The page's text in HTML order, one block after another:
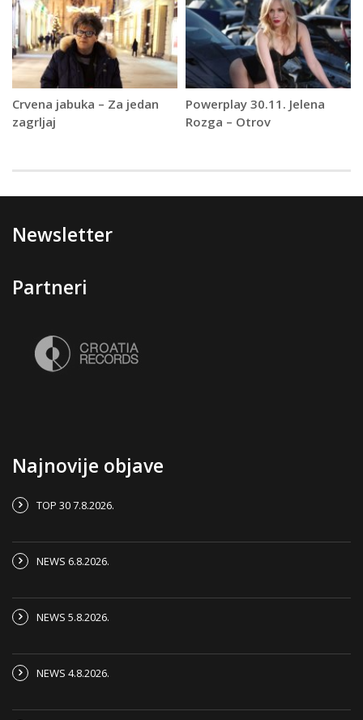
Crvena jabuka – Za jedan
zagrljaj
Powerplay 30.11. Jelena
Rozga – Otrov
Newsletter
Partneri
Najnovije objave
TOP 30 7.8.2026.
NEWS 6.8.2026.
NEWS 5.8.2026.
NEWS 4.8.2026.